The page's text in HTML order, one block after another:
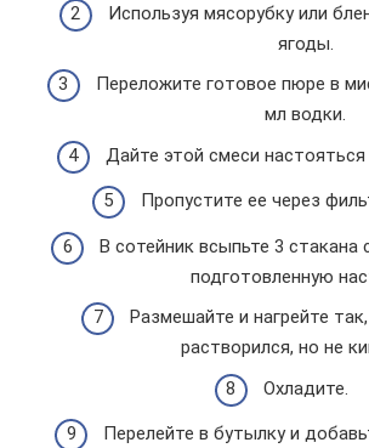
Используя мясорубку или
ягоды.
Переложите готовое пюре в
мл водки.
Дайте этой смеси
Пропустите ее через
В сотейник всыпьте 3 стакана
подготовленную
Размешайте и нагрейте
растворился, но не
Охладите.
Перелейте в бутылку и